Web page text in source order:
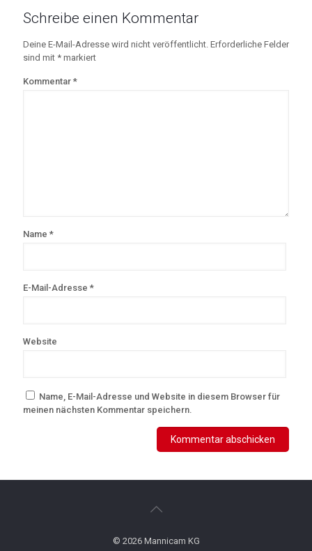
Schreibe einen Kommentar
Deine E-Mail-Adresse wird nicht veröffentlicht. Erforderliche Felder
sind mit * markiert
Kommentar *
Name *
E-Mail-Adresse *
Website
Name, E-Mail-Adresse und Website in diesem Browser für
meinen nächsten Kommentar speichern.
© 2026 Mannicam KG